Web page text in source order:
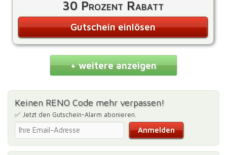
30 Prozent Rabatt
Gutschein einlösen
+ weitere anzeigen
Keinen RENO Code mehr verpassen!
✅ Jetzt den Gutschein-Alarm abonieren.